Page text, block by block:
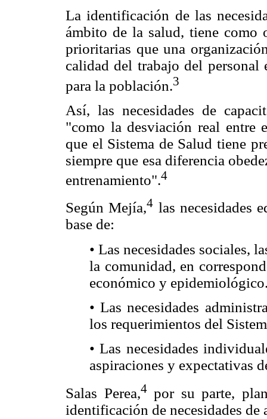
La identificación de las
ámbito de la salud, tiene como
prioritarias que una
calidad del trabajo del
para la población.3
Así, las necesidades de
"como la desviación real entre
que el Sistema de Salud tiene
siempre que esa diferencia
entrenamiento".4
Según Mejía,4 las necesidades
base de:
• Las necesidades sociales,
la comunidad, en
económico y
• Las necesidades
los requerimientos del
• Las necesidades
aspiraciones y expectativas
Salas Perea,4por su parte,
identificación de necesidades de